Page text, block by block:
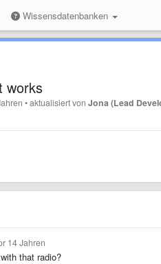
Wissensdatenbanken
works
•aktualisiert vonJona (Lead
14 Jahren
that radio?